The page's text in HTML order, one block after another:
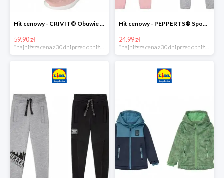
Hit cenowy - CRIVIT® Obuwie dziewczęce sportowe i na co dzień, 1 para
59.90 zł
Hit cenowy - PEPPERTS® Spodnie dresowe dziewczęce, 1 para
24.99 zł